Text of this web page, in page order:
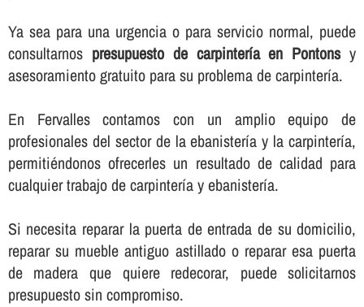
Ya sea para una urgencia o para servicio normal, puede
consultarnos presupuesto de carpinterí­a en Pontonsy
asesoramiento gratuito para su problema de carpinterí­a.
En Fervalles contamos con un amplio equipo de
profesionales del sector de la ebanisterí­a y la carpinterí­a,
permitiéndonos ofrecerles un resultado de calidad para
cualquier trabajo de carpinterí­a y ebanisterí­a.
Si necesita reparar la puerta de entrada de su domicilio,
reparar su mueble antiguo astillado o reparar esa puerta
de madera que quiere redecorar, puede solicitarnos
presupuesto sin compromiso.